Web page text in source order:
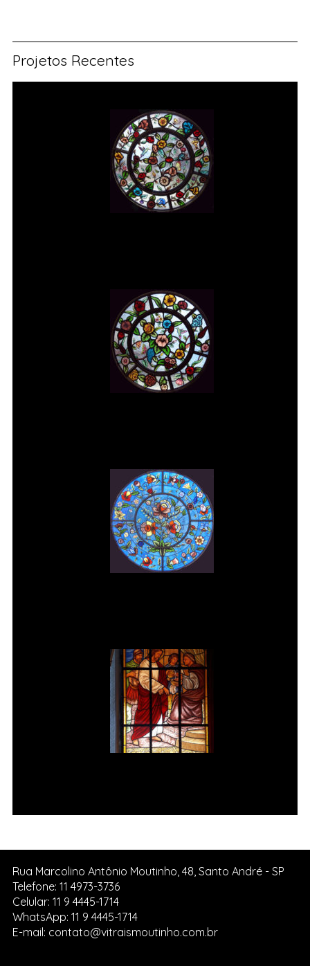
Projetos Recentes
Rua Marcolino Antônio Moutinho, 48, Santo André - SP
Telefone: 11 4973-3736
Celular: 11 9 4445-1714
WhatsApp: 11 9 4445-1714
E-mail: contato@vitraismoutinho.com.br